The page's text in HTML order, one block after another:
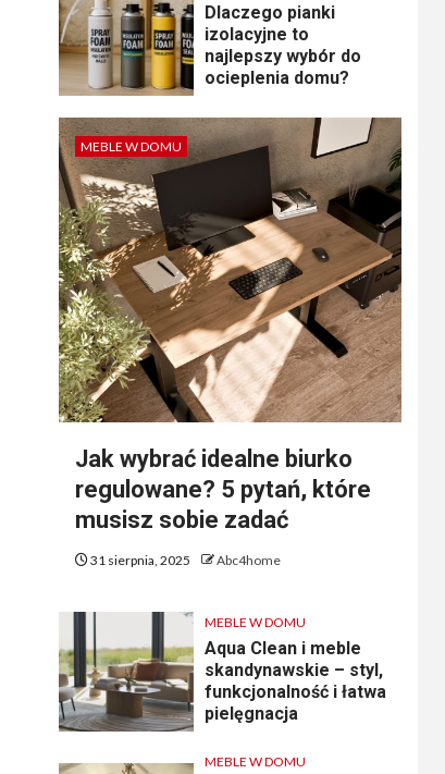
Dlaczego pianki
izolacyjne to
najlepszy wybór do
ocieplenia domu?
MEBLE W DOMU
Jak wybrać idealne biurko
regulowane? 5 pytań, które
musisz sobie zadać
31 sierpnia, 2025 Abc4home
MEBLE W DOMU
Aqua Clean i meble
skandynawskie – styl,
funkcjonalność i łatwa
pielęgnacja
MEBLE W DOMU